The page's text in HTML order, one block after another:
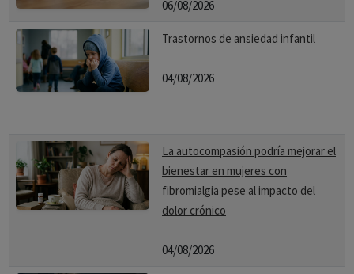
06/08/2026
Trastornos de ansiedad infantil
04/08/2026
La autocompasión podría mejorar el
bienestar en mujeres con
fibromialgia pese al impacto del
dolor crónico
04/08/2026